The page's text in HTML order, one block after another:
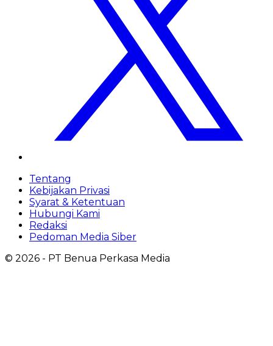
Tentang
Kebijakan Privasi
Syarat & Ketentuan
Hubungi Kami
Redaksi
Pedoman Media Siber
© 2026 - PT Benua Perkasa Media